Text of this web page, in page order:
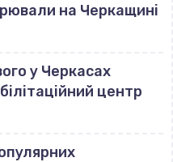
на Черкащині
у Черкасах
центр